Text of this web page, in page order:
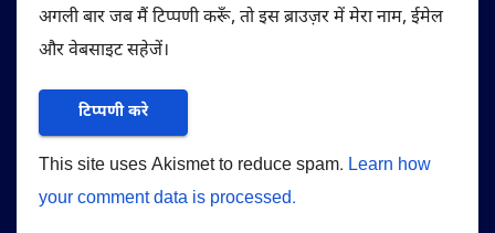
अगली बार जब मैं टिप्पणी करूँ, तो इस ब्राउज़र में मेरा नाम, ईमेल
और वेबसाइट सहेजें।
This site uses Akismet to reduce spam. Learn how
your comment data is processed.